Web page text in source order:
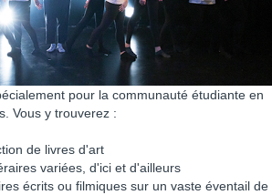
pour la communauté étudiante en
Vous y trouverez :
de livres d'art
variées, d'ici et d'ailleurs
écrits ou filmiques sur un vaste éventail de